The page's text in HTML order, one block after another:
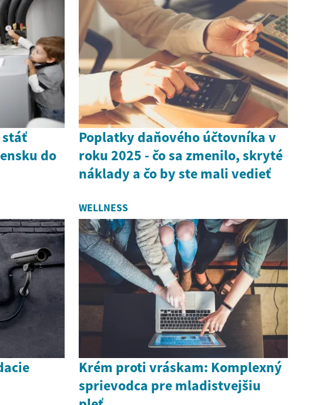
stáť
do
Poplatky daňového účtovníka v
roku 2025 - čo sa zmenilo, skryté
náklady a čo by ste mali vedieť
WELLNESS
Krém proti vráskam: Komplexný
sprievodca pre mladistvejšiu